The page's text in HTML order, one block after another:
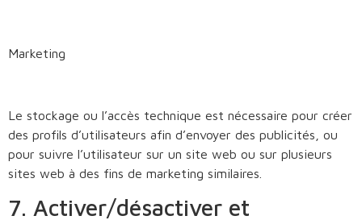
Marketing
Le stockage ou l’accès technique est nécessaire pour créer
des profils d’utilisateurs afin d’envoyer des publicités, ou
pour suivre l’utilisateur sur un site web ou sur plusieurs
sites web à des fins de marketing similaires.
7. Activer/désactiver et